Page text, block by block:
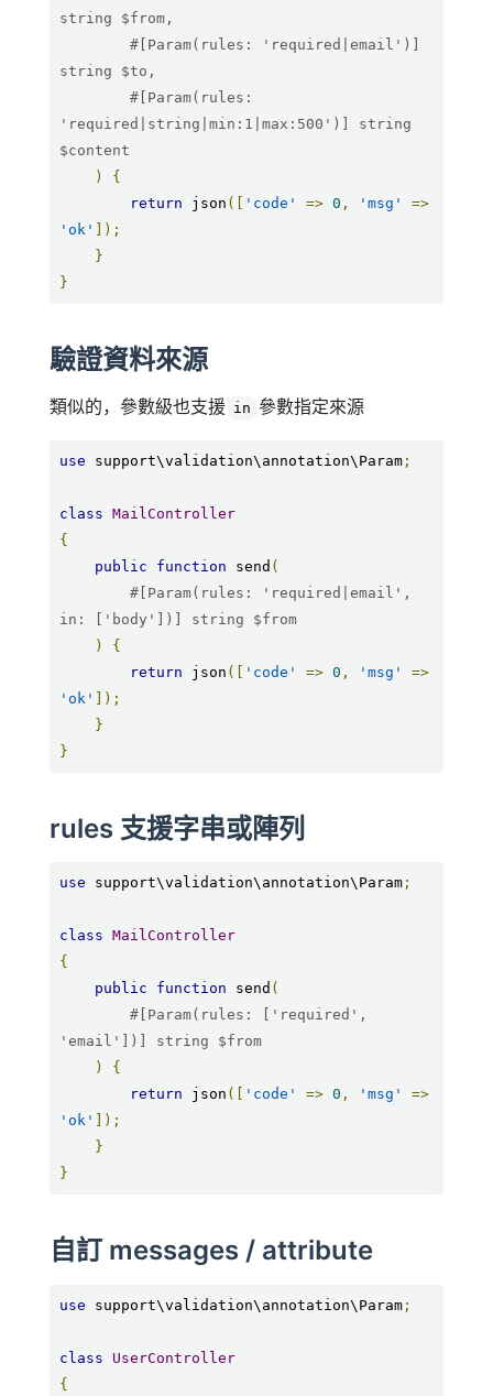
string $from,
#[Param(rules: 'required|email')]
string $to,
#[Param(rules:
'required|string|min:1|max:500')] string
$content
)
{
return json ([ 'code' => 0 , 'msg'
=>
'ok'
]);
}
}
驗證資料來源
類似的，參數級也支援 in 參數指定來源
use support\validation\annotation\Param;
class MailController
{
public
function send (
#[Param(rules: 'required|email',
in: ['body'])] string $from
)
{
return json ([ 'code' => 0 , 'msg'
=>
'ok' ]);
}
}
rules 支援字串或陣列
use support\validation\annotation\Param;
class MailController
{
public
function send (
#[Param(rules: ['required',
'email'])] string $from
)
{
return json ([ 'code' => 0 , 'msg'
=>
'ok'
]);
}
}
自訂 messages / attribute
use support\validation\annotation\Param;
class
UserController
{